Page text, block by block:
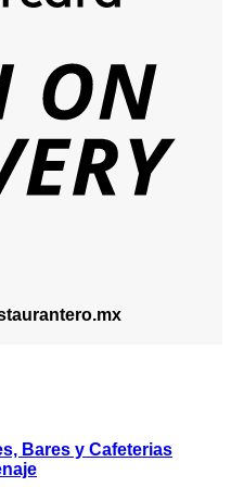
Bares y Cafeterias